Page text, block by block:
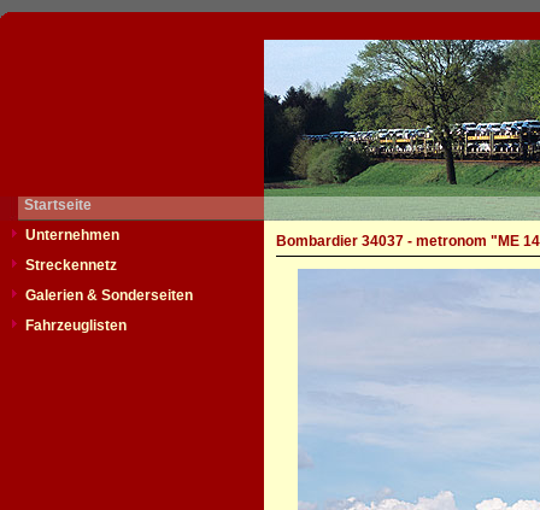
Startseite
Unternehmen
Streckennetz
Galerien & Sonderseiten
Fahrzeuglisten
Bombardier 34037 - metronom "ME